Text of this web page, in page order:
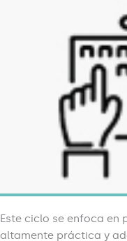
Este ciclo se enfoca
altamente práctica y